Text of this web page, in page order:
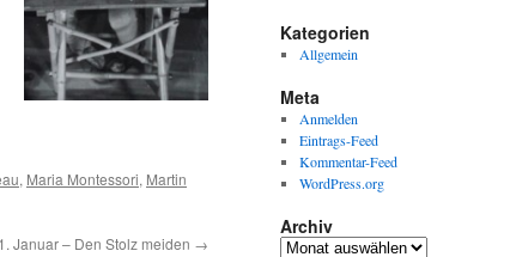
, Maria Montessori, Martin
Januar – Den Stolz meiden →
Kategorien
Allgemein
Meta
Anmelden
Eintrags-Feed
Kommentar-Feed
WordPress.org
Archiv
Archiv